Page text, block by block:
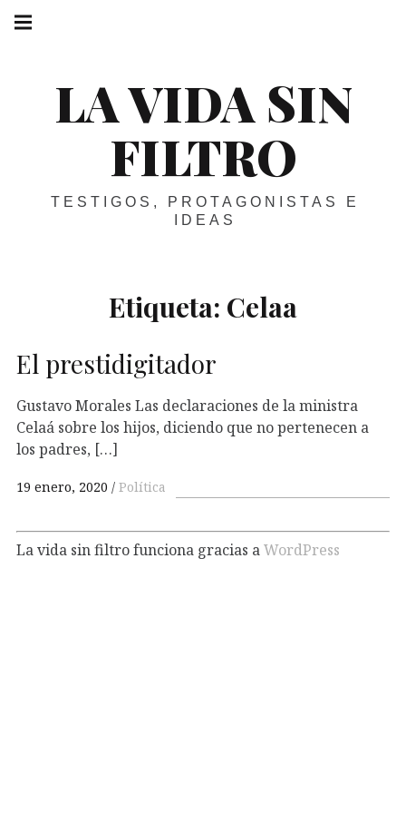
Skip
LA VIDA SIN
FILTRO
TESTIGOS, PROTAGONISTAS E
IDEAS
navigation
Etiqueta: Celaa
El prestidigitador
Gustavo Morales Las declaraciones de la ministra
Celaá sobre los hijos, diciendo que no pertenecen a
los padres, […]
19 enero, 2020 Política
La vida sin filtro funciona gracias aWordPress